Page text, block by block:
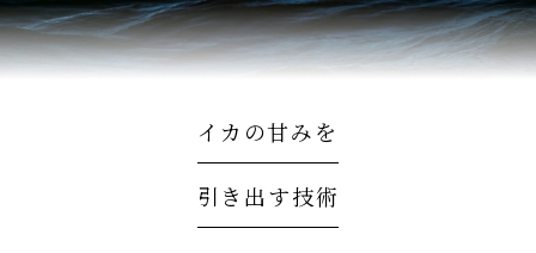
イカの甘みを
引き出す技術